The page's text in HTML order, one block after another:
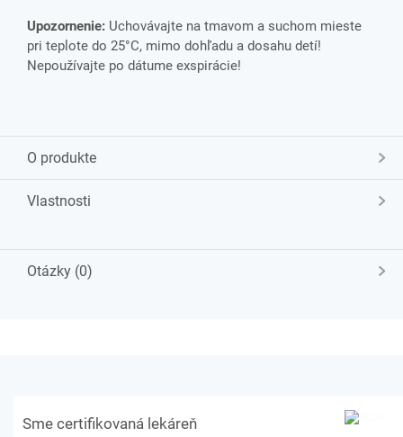
Upozornenie: Uchovávajte na tmavom a suchom mieste
pri teplote do 25°C, mimo dohľadu a dosahu detí!
Nepoužívajte po dátume exspirácie!
O produkte
Vlastnosti
Otázky (0)
Sme certifikovaná lekáreň